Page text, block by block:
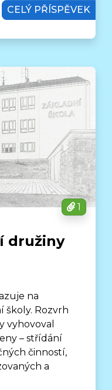
CELÝ PŘÍSPĚVEK
1
družiny
na
školy. Rozvrh
vyhovoval
– střídání
činností,
a